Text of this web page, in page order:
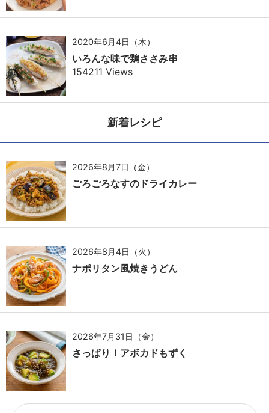
2020年6月4日（木）
いろんな味で鶏ささみ串
154211 Views
新着レシピ
2026年8月7日（金）
ごろごろなすのドライカレー
2026年8月4日（火）
ナポリタン風焼きうどん
2026年7月31日（金）
さっぱり！アボカドもずく